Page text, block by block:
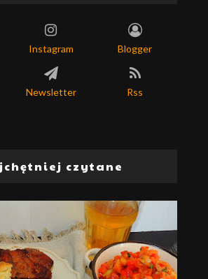
Instagram Blogger
Newsletter Rss
czytane